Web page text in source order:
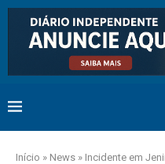
Início » News » Incidente em